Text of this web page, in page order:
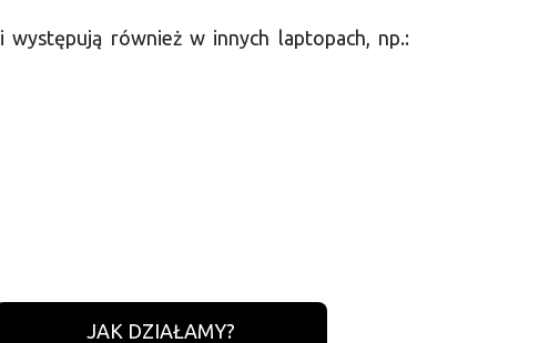
również w innych laptopach, np.:
JAK DZIAŁAMY?